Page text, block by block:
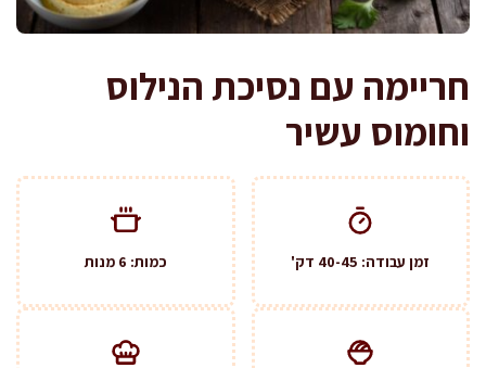
חריימה עם נסיכת הנילוס
וחומוס עשיר
זמן עבודה: 40-45 דק' כמות: 6 מנות